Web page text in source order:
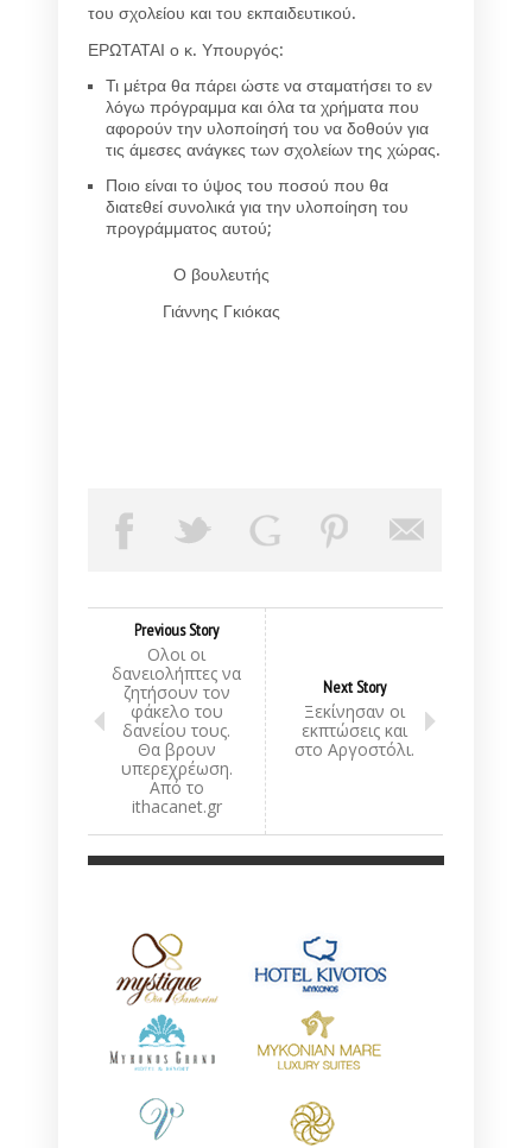
του σχολείου και του εκπαιδευτικού.
ΕΡΩΤΑΤΑΙ ο κ. Υπουργός:
Τι μέτρα θα πάρει ώστε να σταματήσει το εν
λόγω πρόγραμμα και όλα τα χρήματα που
αφορούν την υλοποίησή του να δοθούν για
τις άμεσες ανάγκες των σχολείων της χώρας.
Ποιο είναι το ύψος του ποσού που θα
διατεθεί συνολικά για την υλοποίηση του
προγράμματος αυτού;
Ο βουλευτής
Γιάννης Γκιόκας
Previous Story
Ολοι οι
δανειολήπτες να
ζητήσουν τον
φάκελο του
δανείου τους.
Θα βρουν
υπερεχρέωση.
Από το
ithacanet.gr
Next Story
Ξεκίνησαν οι
εκπτώσεις και
στο Αργοστόλι.